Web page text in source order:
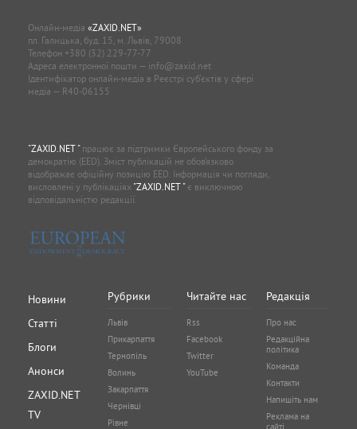
Онлайн-медіа «ZAXID.NET»
пл. Галицька, буд. 15, м. Львів, 79008
Телефон +380 (32) 229-77-77
Адреса електронної пошти — info@zaxid.net
Ідентифікатор онлайн-медіа в Реєстрі суб'єктів у сфері
медіа — R40-06155
"ZAXID.NET "працює за підтримки Європейського фонду за
демократію (EED). Зміст публікацій не обов’язково
відображає офіційну позицію EED. Інформація чи погляди,
висловлені у публікаціях "ZAXID.NET "є виключною
відповідальністю редакції.
Новини
Статті
Блоги
Анонси
ZAXID.NET
TV
Рубрики
Львів
Прикарпаття
Тернопіль
Волинь
Закарпаття
Чернівці
Рівне
Читайте нас
Rss
Facebook
Twitter
YouTube
Редакція
Про нас
Редакційна
політика
Команда
Контакти
Напишіть нам
Реклама на
сайті